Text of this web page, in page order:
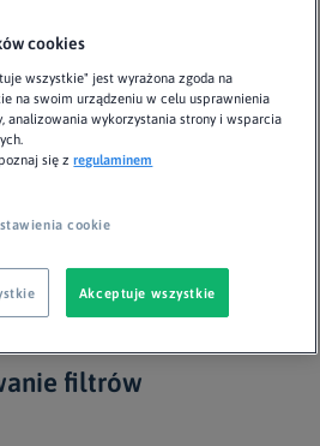
ale także chcą na nie
“Odpowiedz” aby to ułatwić.
dolnym rogu wyszukanego
zielono.
filtrów
cookies
wszystkie" jest wyrażona zgoda na
na swoim urządzeniu w celu usprawnienia
analizowania wykorzystania strony i wsparcia
się zregulaminem
cookie
Akceptuje wszystkie